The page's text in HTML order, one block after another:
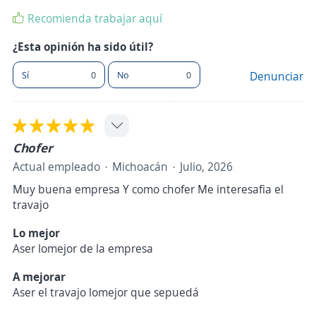
Recomienda trabajar aquí
¿Esta opinión ha sido útil?
Sí 0 No 0 Denunciar
Chofer
Actual empleado Michoacán
Julio, 2026
Muy buena empresa Y como chofer Me interesafia el
travajo
Lo mejor
Aser lomejor de la empresa
A mejorar
Aser el travajo lomejor que sepuedá